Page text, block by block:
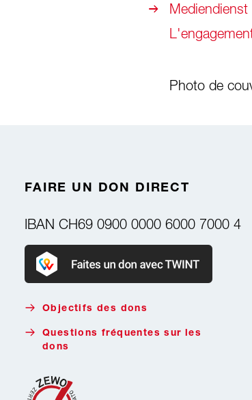
Mediendienst
Photo de
FAIRE UN DON DIRECT
IBAN CH69 0900 0000 6000 7000 4
Faire un don avec Twint
Objectifs des dons
Questions fréquentes sur les
dons